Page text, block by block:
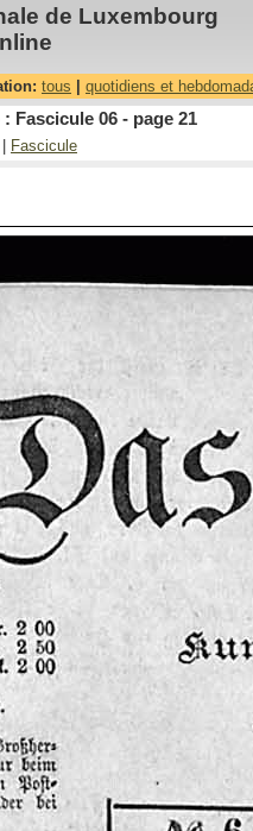
de Luxembourg
tous quotidiens et
Fascicule 06 - page 21
Fascicule